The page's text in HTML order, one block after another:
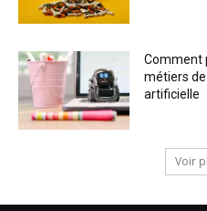
Comment
métiers
artificielle
Voir